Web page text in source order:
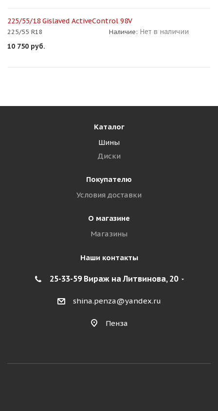
225/55/18 Gislaved ActiveControl 98V
225/55 R18 Наличие: Нет в наличии
10 750 руб.
Каталог
Шины
Диски
Покупателю
Условия доставки
О магазине
Магазины
Наши контакты
25-33-59 Вираж на Литвинова, 20
shina.penza@yandex.ru
Пенза